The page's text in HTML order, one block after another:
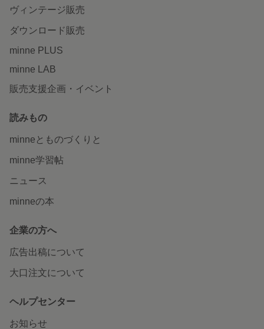
ヴィンテージ販売
ダウンロード販売
minne PLUS
minne LAB
販売支援企画・イベント
読みもの
minneとものづくりと
minne学習帖
ニュース
minneの本
企業の方へ
広告出稿について
大口注文について
ヘルプセンター
お知らせ